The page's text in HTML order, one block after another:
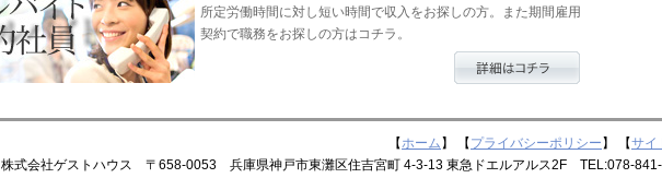
所定労働時間に対し短い時間で収入をお探しの方。また期間雇用
契約で職務をお探しの方はコチラ。
【ホーム 】 【 プライバシーポリシー 】 【サイ
株式会社ゲストハウス 〒658-0053 兵庫県神戸市東灘区住吉宮町 4-3-13 東急ドエルアルス2F TEL:078-